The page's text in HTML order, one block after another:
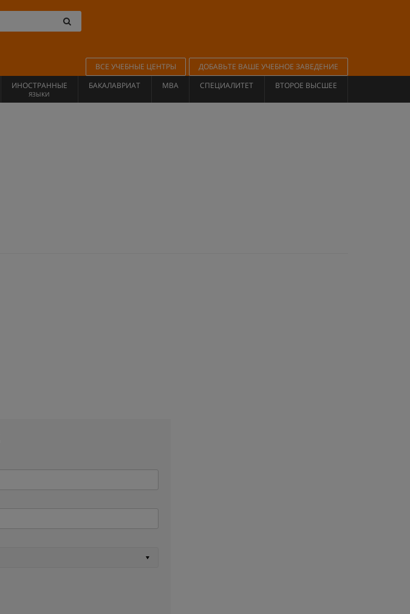
ВСЕ УЧЕБНЫЕ ЦЕНТРЫ
ДОБАВЬТЕ ВАШЕ УЧЕБНОЕ ЗАВЕДЕНИЕ
ИНОСТРАННЫЕ
ЯЗЫКИ
БАКАЛАВРИАТ MBA СПЕЦИАЛИТЕТ ВТОРОЕ ВЫСШЕЕ